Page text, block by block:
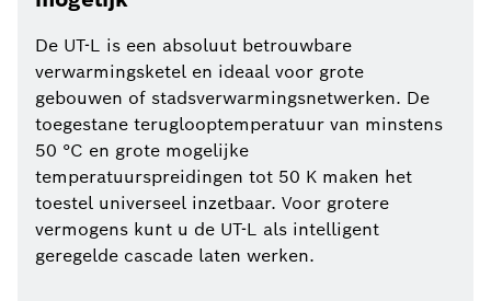
De UT-L is een absoluut betrouwbare
verwarmingsketel en ideaal voor grote
gebouwen of stadsverwarmingsnetwerken. De
toegestane teruglooptemperatuur van minstens
50 °C en grote mogelijke
temperatuurspreidingen tot 50 K maken het
toestel universeel inzetbaar. Voor grotere
vermogens kunt u de UT-L als intelligent
geregelde cascade laten werken.